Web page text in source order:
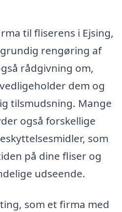
til fliserens i Ejsing,
rengøring af
rådgivning om,
dem og
tilsmudsning. Mange
også forskellige
som
på dine fliser og
udseende.
som et firma med